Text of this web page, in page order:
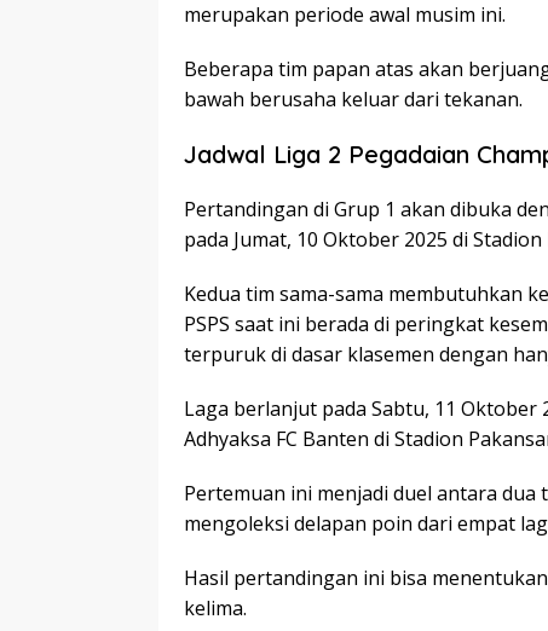
merupakan periode awal musim ini.
Beberapa tim papan atas akan
bawah berusaha keluar dari tekanan.
Jadwal Liga 2 Pegadaian
Pertandingan di Grup 1 akan dibuka
pada Jumat, 10 Oktober 2025 di
Kedua tim sama-sama membutuhkan
PSPS saat ini berada di peringkat
terpuruk di dasar klasemen dengan
Laga berlanjut pada Sabtu, 11 Oktober
Adhyaksa FC Banten di Stadion
Pertemuan ini menjadi duel antara dua
mengoleksi delapan poin dari empat
Hasil pertandingan ini bisa
kelima.